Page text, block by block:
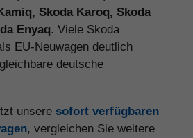
Skoda Karoq, Skoda
Enyaq. Viele Skoda
EU-Neuwagen deutlich
deutsche
unsere sofort verfügbaren
, vergleichen Sie weitere